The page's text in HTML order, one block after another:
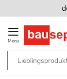
Inhalt
springen
Menu